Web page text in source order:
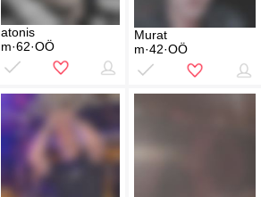
atonis
m·62·OÖ
Murat
m·42·OÖ